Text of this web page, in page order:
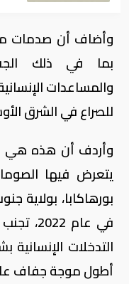
وأضاف أن صدمات
بما في ذلك
والمساعدات
للصراع في الشرق
يتعرض فيها
بورهاكابا، بولاية
في عام
التدخلات
أطول موجة جفاف